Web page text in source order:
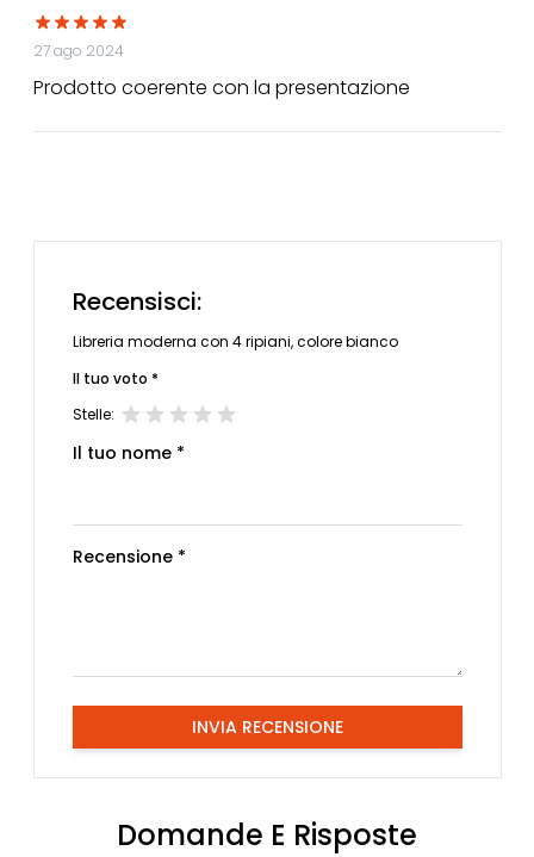
27 ago 2024
Prodotto coerente con la presentazione
Recensisci:
Libreria moderna con 4 ripiani, colore bianco
Il tuo voto *
Stelle:
Il tuo nome *
Recensione *
INVIA RECENSIONE
Domande E Risposte